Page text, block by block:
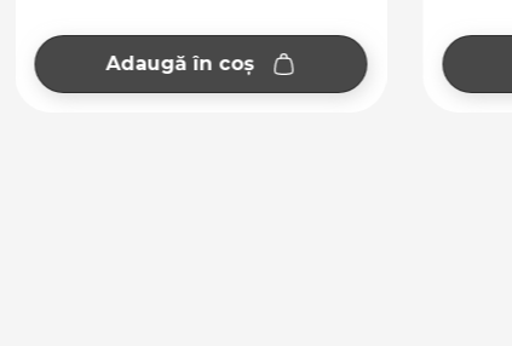
Adaugă în coș